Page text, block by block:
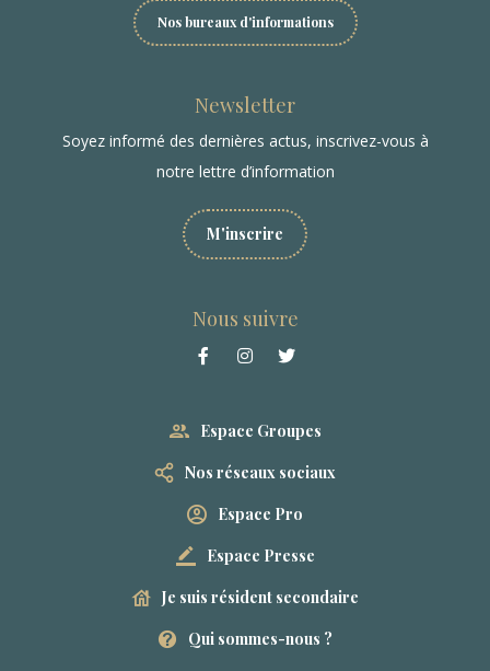
Nos bureaux d'informations
Newsletter
Soyez informé des dernières actus, inscrivez-vous à
notre lettre d’information
M'inscrire
Nous suivre
Espace Groupes
Nos réseaux sociaux
Espace Pro
Espace Presse
Je suis résident secondaire
Qui sommes-nous ?